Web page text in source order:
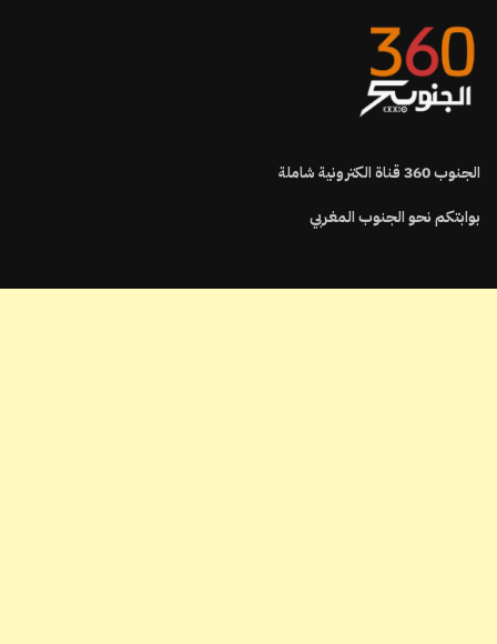
الجنوب360قناة الكترونية شاملة
بوابتكم نحو الجنوب المغربي